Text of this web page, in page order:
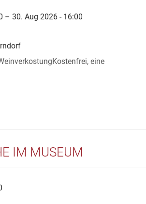
– 30. Aug 2026 - 16:00
eine
IM MUSEUM